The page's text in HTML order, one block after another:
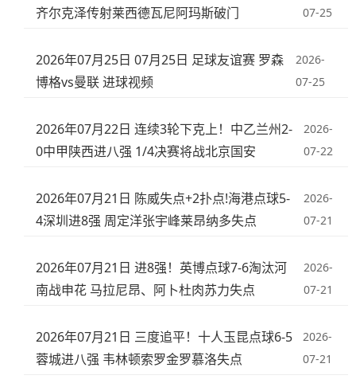
齐尔克泽传射莱西德瓦尼阿玛斯破门
07-25
2026年07月25日 07月25日 足球友谊赛 罗森
博格vs曼联 进球视频
2026-
07-25
2026年07月22日 连续3轮下克上！中乙兰州2-
0中甲陕西进八强 1/4决赛将战北京国安
2026-
07-22
2026年07月21日 陈威失点+2扑点!海港点球5-
4深圳进8强 周定洋张宇峰莱昂纳多失点
2026-
07-21
2026年07月21日 进8强！英博点球7-6淘汰河
南战申花 马拉尼昂、阿卜杜肉苏力失点
2026-
07-21
2026年07月21日 三度追平！十人玉昆点球6-5
蓉城进八强 韦林顿索罗金罗慕洛失点
2026-
07-21